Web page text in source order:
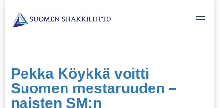
Pekka Köykkä voitti
Suomen mestaruuden –
naisten SM:n